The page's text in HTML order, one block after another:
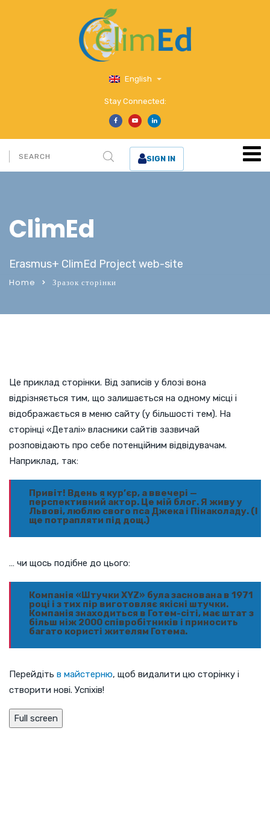
English
Stay Connected:
SIGN IN
ClimEd
Erasmus+ ClimEd Project web-site
Home Зразок сторінки
Це приклад сторінки. Від записів у блозі вона
відрізняється тим, що залишається на одному місці і
відображається в меню сайту (у більшості тем). На
сторінці «Деталі» власники сайтів зазвичай
розповідають про себе потенційним відвідувачам.
Наприклад, так:
Привіт! Вдень я кур’єр, а ввечері —
перспективний актор. Це мій блог. Я живу у
Львові, люблю свого пса Джека і Пінаколаду. (І
ще потрапляти під дощ.)
… чи щось подібне до цього:
Компанія «Штучки XYZ» була заснована в 1971
році і з тих пір виготовляє якісні штучки.
Компанія знаходиться в Готем-сіті, має штат з
більш ніж 2000 співробітників і приносить
багато користі жителям Готема.
Перейдіть в майстерню, щоб видалити цю сторінку і
створити нові. Успіхів!
Full screen